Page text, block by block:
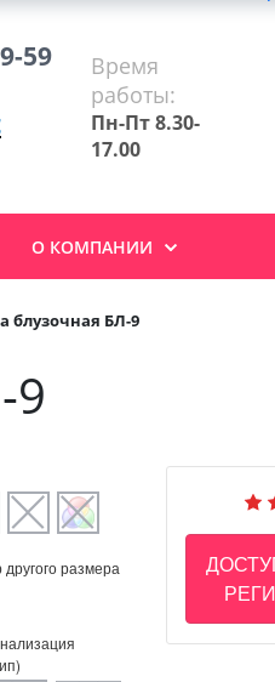
59
Время
работы:
Пн-Пт 8.30-
17.00
О КОМПАНИИ
блузочная БЛ-9
9
размера